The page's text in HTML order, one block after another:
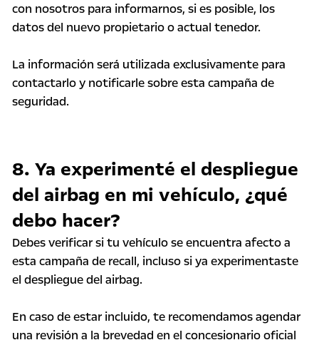
con nosotros para informarnos, si es posible, los
datos del nuevo propietario o actual tenedor.
La información será utilizada exclusivamente para
contactarlo y notificarle sobre esta campaña de
seguridad.
8. Ya experimenté el despliegue
del airbag en mi vehículo, ¿qué
debo hacer?
Debes verificar si tu vehículo se encuentra afecto a
esta campaña de recall, incluso si ya experimentaste
el despliegue del airbag.
En caso de estar incluido, te recomendamos agendar
una revisión a la brevedad en el concesionario oficial